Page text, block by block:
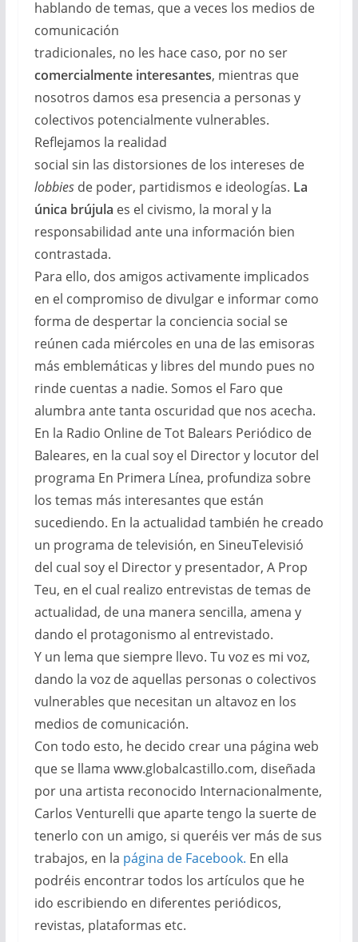
hablando de temas, que a veces los medios de
comunicación
tradicionales, no les hace caso, por no ser
comercialmente interesantes, mientras que
nosotros damos esa presencia a personas y
colectivos potencialmente vulnerables.
Reflejamos la realidad
social sin las distorsiones de los intereses de
lobbiesde poder, partidismos e ideologías. La
única brújula es el civismo, la moral y la
responsabilidad ante una información bien
contrastada.
Para ello, dos amigos activamente implicados
en el compromiso de divulgar e informar como
forma de despertar la conciencia social se
reúnen cada miércoles en una de las emisoras
más emblemáticas y libres del mundo pues no
rinde cuentas a nadie. Somos el Faro que
alumbra ante tanta oscuridad que nos acecha.
En la Radio Online de Tot Balears Periódico de
Baleares, en la cual soy el Director y locutor del
programa En Primera Línea, profundiza sobre
los temas más interesantes que están
sucediendo. En la actualidad también he creado
un programa de televisión, en SineuTelevisió
del cual soy el Director y presentador, A Prop
Teu, en el cual realizo entrevistas de temas de
actualidad, de una manera sencilla, amena y
dando el protagonismo al entrevistado.
Y un lema que siempre llevo. Tu voz es mi voz,
dando la voz de aquellas personas o colectivos
vulnerables que necesitan un altavoz en los
medios de comunicación.
Con todo esto, he decido crear una página web
que se llama www.globalcastillo.com, diseñada
por una artista reconocido Internacionalmente,
Carlos Venturelli que aparte tengo la suerte de
tenerlo con un amigo, si queréis ver más de sus
trabajos, en la página de Facebook. En ella
podréis encontrar todos los artículos que he
ido escribiendo en diferentes periódicos,
revistas, plataformas etc.